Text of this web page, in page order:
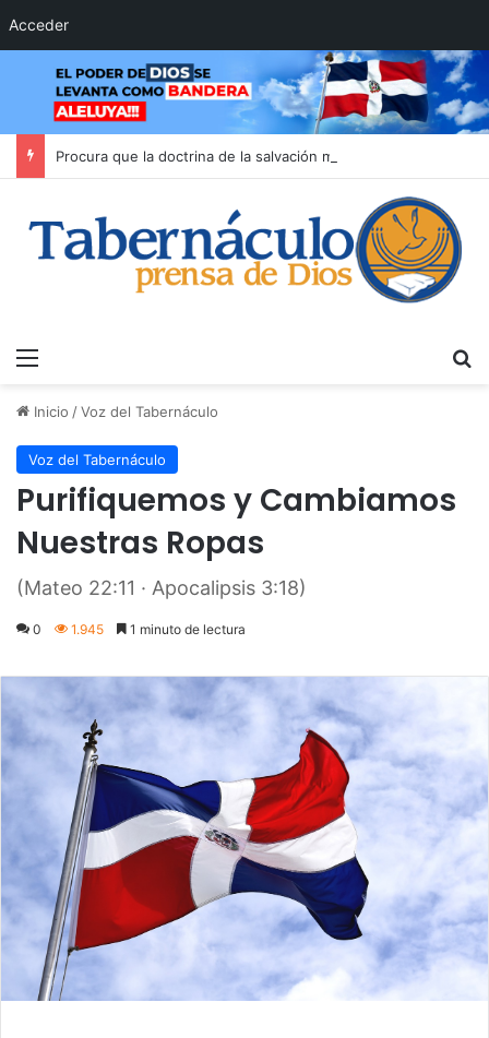
Acceder
Inicio /Voz del Tabernáculo
Voz del Tabernáculo
Purifiquemos y Cambiamos
Nuestras Ropas
(Mateo 22:11 · Apocalipsis 3:18)
0 1.945 1 minuto de lectura